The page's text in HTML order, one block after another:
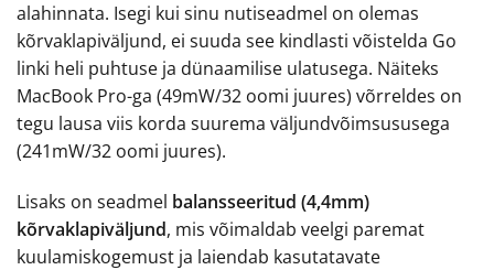
alahinnata. Isegi kui sinu nutiseadmel on olemas
kõrvaklapiväljund, ei suuda see kindlasti võistelda Go
linki heli puhtuse ja dünaamilise ulatusega. Näiteks
MacBook Pro-ga (49mW/32 oomi juures) võrreldes on
tegu lausa viis korda suurema väljundvõimsususega
(241mW/32 oomi juures).
Lisaks on seadmel balansseeritud (4,4mm)
kõrvaklapiväljund, mis võimaldab veelgi paremat
kuulamiskogemust ja laiendab kasutatavate